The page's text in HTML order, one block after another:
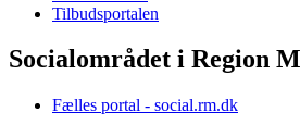
Tilbudsportalen
Socialområdet i Region
Fælles portal - social.rm.dk